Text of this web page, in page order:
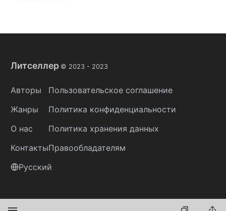
Литселлер © 2023 - 2023
Авторы
Жанры
О нас
Контакты
Пользовательское соглашение
Политика конфиденциальности
Политика хранения данных
Правообладателям
Русский